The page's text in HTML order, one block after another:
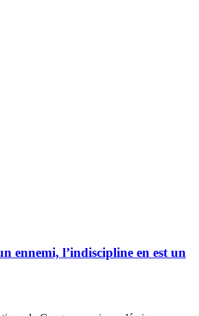
ennemi, l’indiscipline en est un